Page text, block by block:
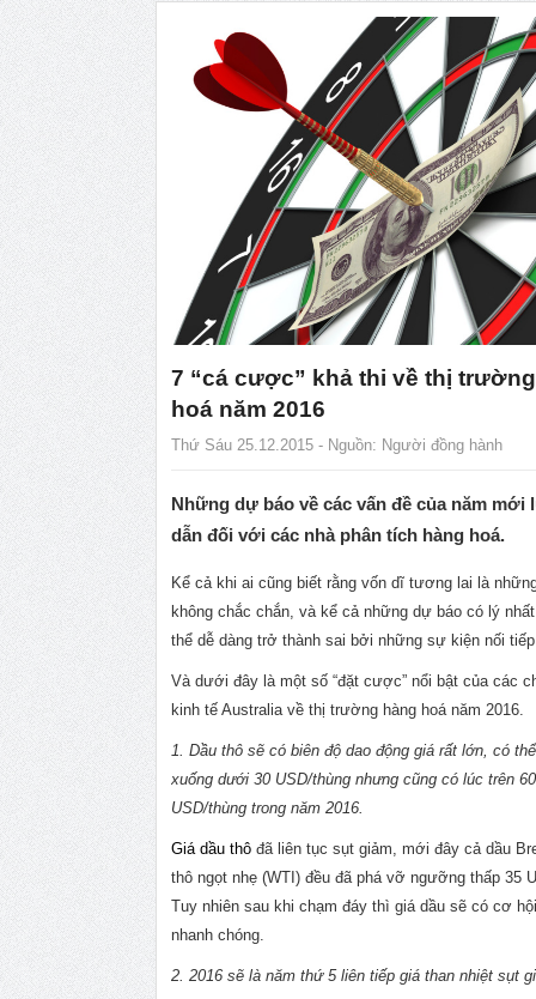
7 “cá cược” khả thi về thị
hoá năm 2016
Thứ Sáu 25.12.2015 - Nguồn: Người đồng hành
Những dự báo về các vấn đề của năm mới
dẫn đối với các nhà phân tích hàng hoá.
Kể cả khi ai cũng biết rằng vốn dĩ tương lai là
không chắc chắn, và kể cả những dự báo có lý
thể dễ dàng trở thành sai bởi những sự kiện nối
Và dưới đây là một số “đặt cược” nổi bật của các
kinh tế Australia về thị trường hàng hoá năm 2016.
1. Dầu thô sẽ có biên độ dao động giá rất lớn, có
xuống dưới 30 USD/thùng nhưng cũng có lúc trên 60
USD/thùng trong năm 2016.
Giá dầu thô đã liên tục sụt giảm, mới đây cả dầu
thô ngọt nhẹ (WTI) đều đã phá vỡ ngưỡng thấp 35
Tuy nhiên sau khi chạm đáy thì giá dầu sẽ có cơ
nhanh chóng.
2. 2016 sẽ là năm thứ 5 liên tiếp giá than nhiệt sụt